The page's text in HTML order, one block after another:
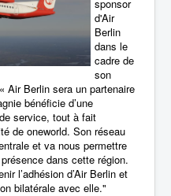
sponsor
d'Air
Berlin
dans le
cadre de
son
Air Berlin sera un partenaire
bénéficie d’une
service, tout à fait
de oneworld. Son réseau
et va nous permettre
dans cette région.
l’adhésion d’Air Berlin et
bilatérale avec elle."